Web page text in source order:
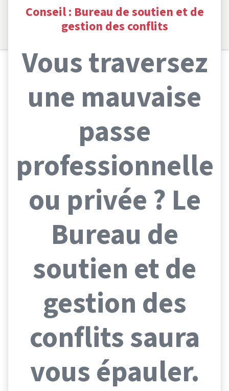
Saut au contenu principal
Conseil : Bureau de soutien et de
gestion des conflits
Vous traversez
une mauvaise
passe
professionnelle
ou privée ? Le
Bureau de
soutien et de
gestion des
conflits saura
vous épauler.